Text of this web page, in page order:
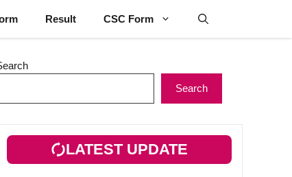
Result CSC Form
Search
LATEST UPDATE